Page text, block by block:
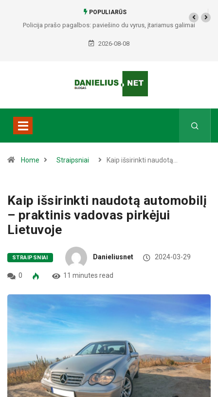
POPULIARŪS
Alytuje ARO šturmavo butą: sulaikytas vyras, kratos metu rasti ginklai,
Seirijuose – įtariami narkotikai BMW automobilyje
2026-08-08
Home Straipsniai Kaip išsirinkti naudotą…
Kaip išsirinkti naudotą automobilį
– praktinis vadovas pirkėjui
Lietuvoje
STRAIPSNIAI Danieliusnet 2024-03-29
0 11 minutes read